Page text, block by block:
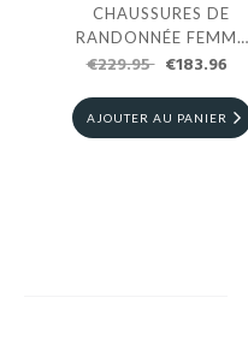
CHAUSSURES DE
RANDONNÉE FEMME
LOWA EXPLORER II
€229.95 €183.96
AJOUTER AU PANIER